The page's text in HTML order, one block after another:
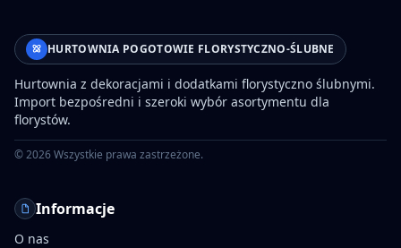
HURTOWNIA POGOTOWIE FLORYSTYCZNO-ŚLUBNE
Hurtownia z dekoracjami i dodatkami florystyczno ślubnymi.
Import bezpośredni i szeroki wybór asortymentu dla
florystów.
©2026Wszystkie prawa zastrzeżone.
Informacje
O nas